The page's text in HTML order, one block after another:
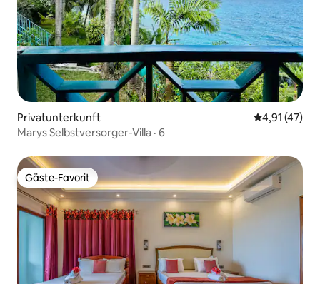
Privatunterkunft
4,91 (47)
Marys Selbstversorger-Villa · 6
Gäste-Favorit
Gäste-Favorit